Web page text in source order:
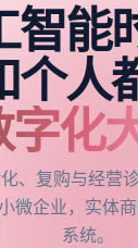
智能
个人
经营
、复购与经营
微企业，实体
系统。